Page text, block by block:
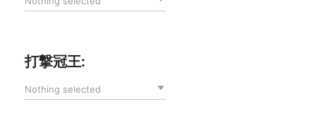
打撃冠王:
Nothing selected